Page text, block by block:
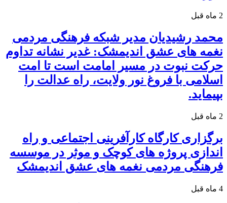
2 ماه قبل
محمد رشیدیان مدیر شبکه فرهنگی مردمی
نغمه های عشق اندیمشک: غدیر نشانه تداوم
حرکت نبوت در مسیر امامت است تا امت
اسلامی با فروغ نور ولایت، راه عدالت را
بپیماید.
2 ماه قبل
برگزاری کارگاه کارآفرینی اجتماعی و راه
اندازی پروژه های کوچک و موثر در موسسه
فرهنگی مردمی نغمه های عشق اندیمشک
4 ماه قبل